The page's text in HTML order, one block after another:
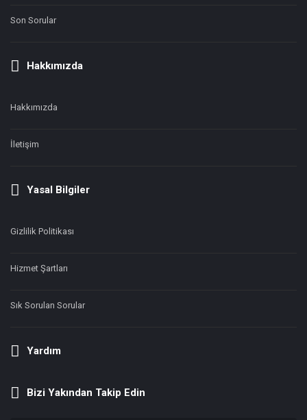
Son Sorular
Hakkımızda
Hakkımızda
İletişim
Yasal Bilgiler
Gizlilik Politikası
Hizmet Şartları
Sık Sorulan Sorular
Yardım
Bizi Yakından Takip Edin